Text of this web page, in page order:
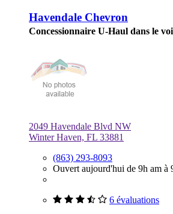
Havendale Chevron
Concessionnaire U-Haul dans le
2049 Havendale Blvd NW
Winter Haven, FL 33881
(863) 293-8093
Ouvert aujourd'hui de 9h am à
6 évaluations